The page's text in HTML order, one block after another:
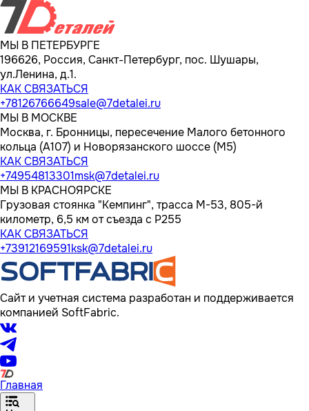
МЫ В ПЕТЕРБУРГЕ
196626, Россия, Санкт-Петербург, пос. Шушары,
ул.Ленина, д.1.
КАК СВЯЗАТЬСЯ
+78126766649sale@7detalei.ru
МЫ В МОСКВЕ
Москва, г. Бронницы, пересечение Малого бетонного
кольца (А107) и Новорязанского шоссе (М5)
КАК СВЯЗАТЬСЯ
+74954813301msk@7detalei.ru
МЫ В КРАСНОЯРСКЕ
Грузовая стоянка "Кемпинг", трасса M-53, 805-й
километр, 6,5 км от съезда с Р255
КАК СВЯЗАТЬСЯ
+73912169591ksk@7detalei.ru
Сайт и учетная система разработан и поддерживается
компанией SoftFabric.
Главная